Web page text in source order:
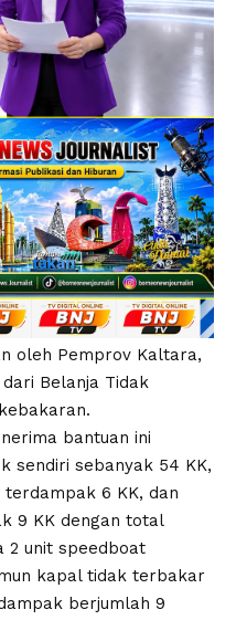
oleh Pemprov Kaltara,
Belanja Tidak
bantuan ini
sendiri sebanyak 54 KK,
terdampak 6 KK, dan
9 KK dengan total
2 unit speedboat
kapal tidak terbakar
berjumlah 9